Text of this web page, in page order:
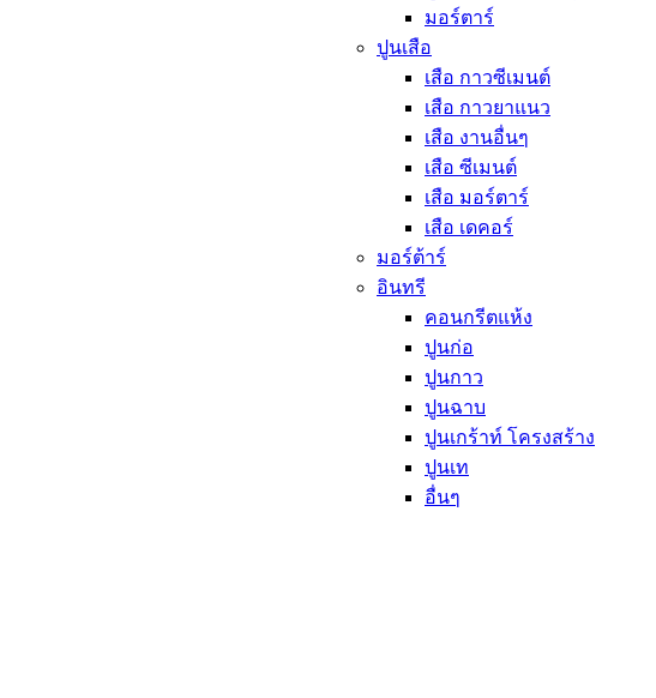
มอร์ตาร์
ปูนเสือ
เสือ กาวซีเมนต์
เสือ กาวยาแนว
เสือ งานอื่นๆ
เสือ ซีเมนต์
เสือ มอร์ตาร์
เสือ เดคอร์
มอร์ต้าร์
อินทรี
คอนกรีตแห้ง
ปูนก่อ
ปูนกาว
ปูนฉาบ
ปูนเกร้าท์ โครงสร้าง
ปูนเท
อื่นๆ